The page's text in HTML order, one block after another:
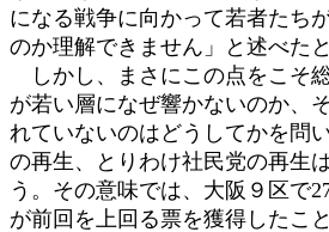
になる戦争に向かって若者たち
のか理解できません」と述べた
しかし、まさにこの点をこそ
が若い層になぜ響かないのか、
れていないのはどうしてかを問
の再生、とりわけ社民党の再生
う。その意味では、大阪９区で
が前回を上回る票を獲得したこ